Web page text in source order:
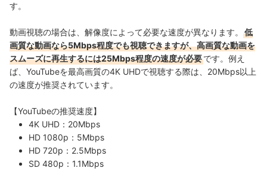
す。
動画視聴の場合は、解像度によって必要な速度が異なります。
低
画質な動画なら5Mbps程度でも視聴できますが、高画質な動画を
スムーズに再生するには25Mbps程度の速度が必要です。 例え
ば、YouTubeを最高画質の4K UHDで視聴する際は、20Mbps以上
の速度が推奨されています。
【YouTubeの推奨速度】
4K UHD：20Mbps
HD 1080p：5Mbps
HD 720p：2.5Mbps
SD 480p：1.1Mbps